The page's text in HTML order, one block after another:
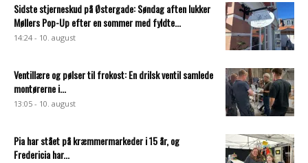
Sidste stjerneskud på Østergade: Søndag aften lukker
Møllers Pop-Up efter en sommer med fyldte...
14:24 - 10. august
Ventillære og pølser til frokost: En drilsk ventil samlede
montørerne i...
13:05 - 10. august
Pia har stået på kræmmermarkeder i 15 år, og
Fredericia har...